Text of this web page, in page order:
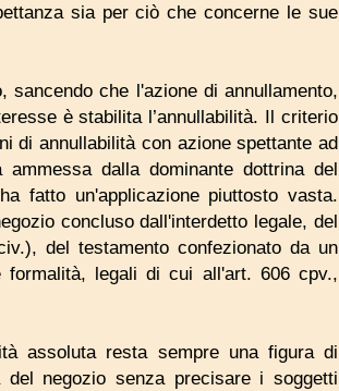
sia per ciò che concerne le sue
che l'azione di annullamento,
è stabilita l’annullabilità. Il criterio
di annullabilità con azione spettante ad
dalla dominante dottrina del
fatto un'applicazione piuttosto vasta.
concluso dall'interdetto legale, del
del testamento confezionato da un
legali di cui all'art. 606 cpv.,
assoluta resta sempre una figura di
negozio senza precisare i soggetti